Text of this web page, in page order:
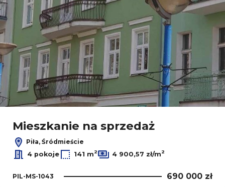
Mieszkanie na sprzedaż
Piła, Śródmieście
4 pokoje
141 m2 4 900,57 zł/m2
PIL-MS-1043 690 000 zł